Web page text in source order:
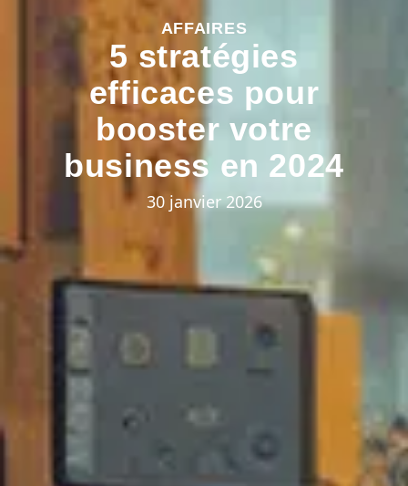
AFFAIRES
5 stratégies
efficaces pour
booster votre
business en 2024
30 janvier 2026